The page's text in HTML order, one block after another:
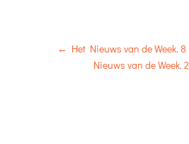
← Het Nieuws van de Week.
Nieuws van de Week.